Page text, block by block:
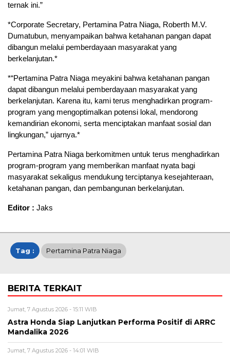
ternak ini.”
*Corporate Secretary, Pertamina Patra Niaga, Roberth M.V.
Dumatubun, menyampaikan bahwa ketahanan pangan dapat
dibangun melalui pemberdayaan masyarakat yang
berkelanjutan.*
*“Pertamina Patra Niaga meyakini bahwa ketahanan pangan
dapat dibangun melalui pemberdayaan masyarakat yang
berkelanjutan. Karena itu, kami terus menghadirkan program-
program yang mengoptimalkan potensi lokal, mendorong
kemandirian ekonomi, serta menciptakan manfaat sosial dan
lingkungan,” ujarnya.*
Pertamina Patra Niaga berkomitmen untuk terus menghadirkan
program-program yang memberikan manfaat nyata bagi
masyarakat sekaligus mendukung terciptanya kesejahteraan,
ketahanan pangan, dan pembangunan berkelanjutan.
Editor : Jaks
Tag : Pertamina Patra Niaga
BERITA TERKAIT
Jumat, 7 Agustus 2026 - 15:11 WIB
Astra Honda Siap Lanjutkan Performa Positif di ARRC
Mandalika 2026
Jumat, 7 Agustus 2026 - 14:01 WIB